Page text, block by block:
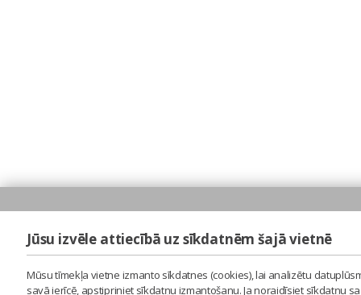
Jūsu izvēle attiecībā uz sīkdatnēm šajā vietnē
Mūsu tīmekļa vietne izmanto sīkdatnes (cookies), lai analizētu
savā ierīcē, apstipriniet sīkdatņu izmantošanu. Ja noraidīsiet sīkdatņu